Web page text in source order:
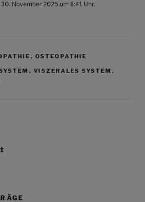
November 2025 um 8:41 Uhr.
, OSTEOPATHIE
, VISZERALES SYSTEM ,